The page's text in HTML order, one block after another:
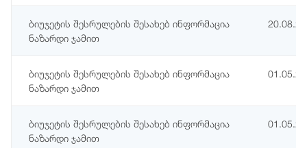
ბიუჯეტის შესრულების შესახებ ინფორმაცია
ნაზარდი ჯამით
ბიუჯეტის შესრულების შესახებ ინფორმაცია
ნაზარდი ჯამით
ბიუჯეტის შესრულების შესახებ ინფორმაცია
ნაზარდი ჯამით